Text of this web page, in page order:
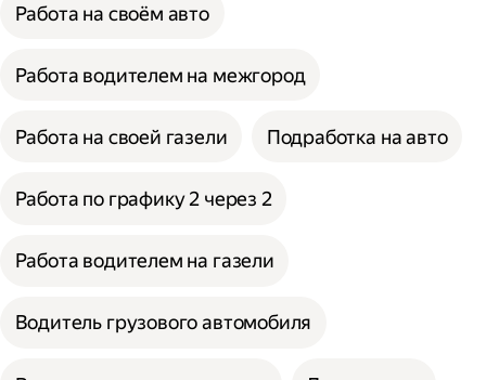
Работа на своём авто
Работа водителем на межгород
Работа на своей газели Подработка на авто
Работа по графику 2 через 2
Работа водителем на газели
Водитель грузового автомобиля